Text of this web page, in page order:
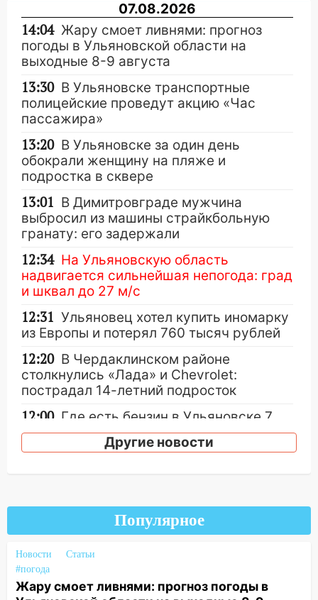
07.08.2026
14:04 Жару смоет ливнями: прогноз
погоды в Ульяновской области на
выходные 8-9 августа
13:30 В Ульяновске транспортные
полицейские проведут акцию «Час
пассажира»
13:20 В Ульяновске за один день
обокрали женщину на пляже и
подростка в сквере
13:01 В Димитровграде мужчина
выбросил из машины страйкбольную
гранату: его задержали
12:34 На Ульяновскую область
надвигается сильнейшая непогода: град
и шквал до 27 м/с
12:31 Ульяновец хотел купить иномарку
из Европы и потерял 760 тысяч рублей
12:20 В Чердаклинском районе
столкнулись «Лада» и Chevrolet:
пострадал 14-летний подросток
12:00 Где есть бензин в Ульяновске 7
августа: список АЗС
11:50
В Ленинском районе пожар
полностью уничтожил дачный дом и
сарай
11:38
ЕГЭ с 2027 года
Другие новости
Популярное
Новости
Статьи
#погода
Жару смоет ливнями: прогноз погоды в